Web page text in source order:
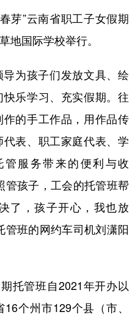
”云南省职工子女假期
地国际学校举行。
为孩子们发放文具、绘
乐学习、充实假期。往
的手工作品，用作品传
表、职工家庭代表、学
服务带来的便利与收
管孩子，工会的托管班帮
了，孩子开心，我也放
管班的网约车司机刘潇阳
托管班自2021年开办以
个州市129个县（市、